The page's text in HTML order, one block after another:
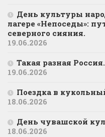
День культуры
лагере «Непоседы»:
северного сияния.
19.06.2026
Такая разная
19.06.2026
Поездка в
18.06.2026
День чувашской
18.06.2026